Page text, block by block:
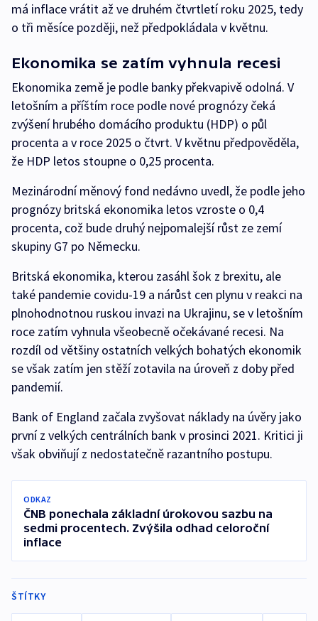
má inflace vrátit až ve druhém čtvrtletí roku 2025, tedy
o tři měsíce později, než předpokládala v květnu.
Ekonomika se zatím vyhnula recesi
Ekonomika země je podle banky překvapivě odolná. V
letošním a příštím roce podle nové prognózy čeká
zvýšení hrubého domácího produktu (HDP) o půl
procenta a v roce 2025 o čtvrt. V květnu předpověděla,
že HDP letos stoupne o 0,25 procenta.
Mezinárodní měnový fond nedávno uvedl, že podle jeho
prognózy britská ekonomika letos vzroste o 0,4
procenta, což bude druhý nejpomalejší růst ze zemí
skupiny G7 po Německu.
Britská ekonomika, kterou zasáhl šok z brexitu, ale
také pandemie covidu-19 a nárůst cen plynu v reakci na
plnohodnotnou ruskou invazi na Ukrajinu, se v letošním
roce zatím vyhnula všeobecně očekávané recesi. Na
rozdíl od většiny ostatních velkých bohatých ekonomik
se však zatím jen stěží zotavila na úroveň z doby před
pandemií.
Bank of England začala zvyšovat náklady na úvěry jako
první z velkých centrálních bank v prosinci 2021. Kritici ji
však obviňují z nedostatečně razantního postupu.
ODKAZ
ČNB ponechala základní úrokovou sazbu na
sedmi procentech. Zvýšila odhad celoroční
inflace
ŠTÍTKY